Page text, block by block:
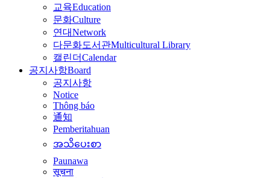
교육Education
문화Culture
연대Network
다문화도서관Multicultural Library
캘린더Calendar
공지사항Board
공지사항
Notice
Thông báo
通知
Pemberitahuan
အသိပေးစာ
Paunawa
सूचना